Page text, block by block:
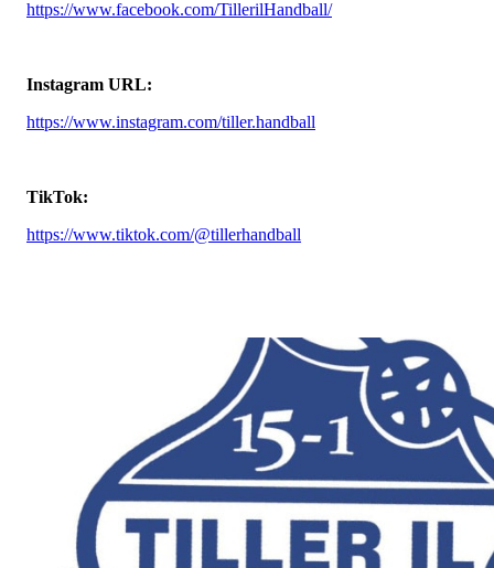
https://www.facebook.com/TillerilHandball/
Instagram URL:
https://www.instagram.com/tiller.handball
TikTok:
https://www.tiktok.com/@tillerhandball